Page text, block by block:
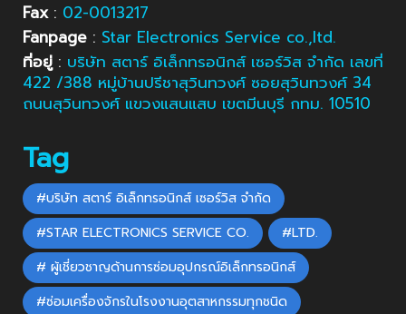
Fax: 02-0013217
Fanpage : Star Electronics Service co.,ltd.
ที่อยู่: บริษัท สตาร์ อิเล็กทรอนิกส์ เซอร์วิส จำกัด เลขที่
422 /388 หมู่บ้านปรีชาสุวินทวงศ์ ซอยสุวินทวงศ์ 34
ถนนสุวินทวงศ์ แขวงแสนแสบ เขตมีนบุรี กทม. 10510
Tag
#บริษัท สตาร์ อิเล็กทรอนิกส์ เซอร์วิส จำกัด
#STAR ELECTRONICS SERVICE CO.
#LTD.
# ผู้เชี่ยวชาญด้านการซ่อมอุปกรณ์อิเล็กทรอนิกส์
#ซ่อมเครื่องจักรในโรงงานอุตสาหกรรมทุกชนิด